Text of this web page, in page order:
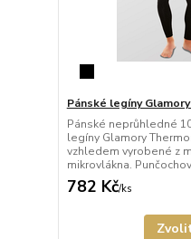
Pánské legíny
Pánské neprůhledné
legíny Glamory
vzhledem vyrobené z
mikrovlákna.
782 Kč/ks